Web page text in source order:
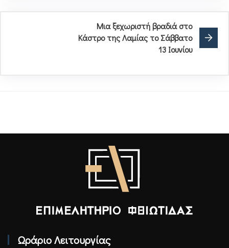
Μια ξεχωριστή βραδιά στο
Κάστρο της Λαμίας το Σάββατο
13 Ιουνίου
Ωράριο Λειτουργίας